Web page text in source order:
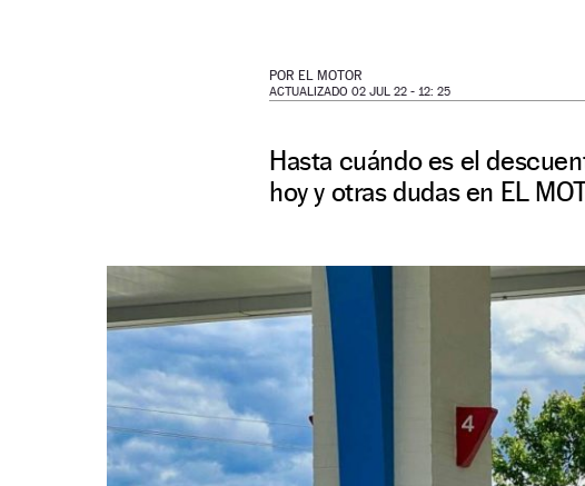
POR EL MOTOR
ACTUALIZADO 02 JUL 22 - 12: 25
Hasta cuándo es el
hoy y otras dudas en EL